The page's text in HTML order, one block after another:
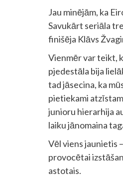
Jau minējām, ka
Savukārt seriāla
finišēja Klāvs
Vienmēr var teikt,
pjedestāla bija
tad jāsecina, ka
pietiekami
junioru hierarhija
laiku jānomaina
Vēl viens jaunietis
provocētai
astotais.